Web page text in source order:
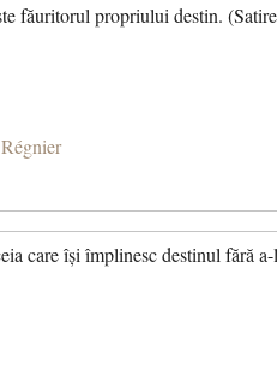
făuritorul propriului destin.
care își împlinesc destinul fără